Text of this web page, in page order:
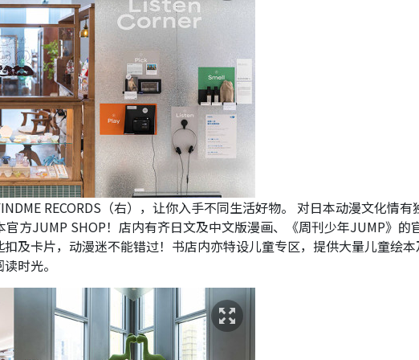
RECORDS（右），让你入手不同生活好物。 对日本动漫文化情有
官方JUMP SHOP！店内有齐日文及中文版漫画、《周刊少年JUMP》的
及卡片，动漫迷不能错过！书店内亦特设儿童专区，提供大量儿童绘本
时光。